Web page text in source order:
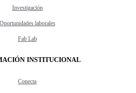
Investigación
Oportunidades laborales
Fab Lab
INSTITUCIONAL
Conecta